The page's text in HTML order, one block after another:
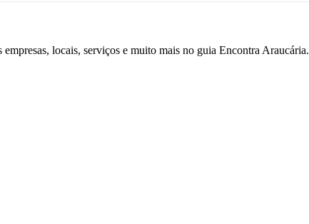
locais, serviços e muito mais no guia Encontra Araucária.